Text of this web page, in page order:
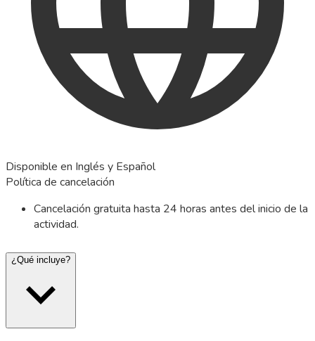
Disponible en Inglés y Español
Política de cancelación
Cancelación gratuita hasta 24 horas antes del inicio de la
actividad.
¿Qué incluye?